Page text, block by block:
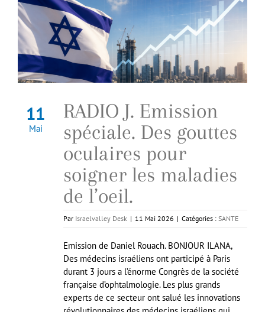
11
Mai
RADIO J. Emission
spéciale. Des gouttes
oculaires pour
soigner les maladies
de l’oeil.
Par Israelvalley Desk | 11 Mai 2026 | Catégories : SANTE
Emission de Daniel Rouach. BONJOUR ILANA,
Des médecins israéliens ont participé à Paris
durant 3 jours a l’énorme Congrès de la société
française d’ophtalmologie. Les plus grands
experts de ce secteur ont salué les innovations